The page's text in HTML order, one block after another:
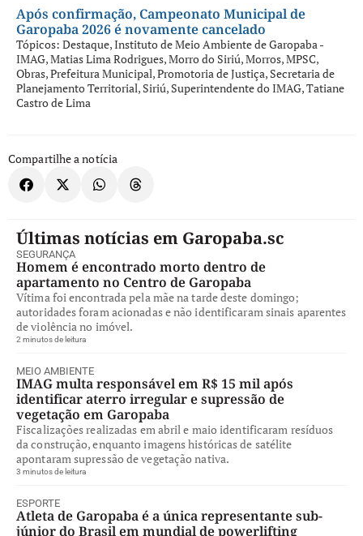
Após confirmação, Campeonato Municipal de
Garopaba 2026 é novamente cancelado
Tópicos: Destaque,Instituto de Meio Ambiente de Garopaba -
IMAG,Matias Lima Rodrigues,Morro do Siriú,Morros,MPSC,
Obras,Prefeitura Municipal,Promotoria de Justiça, Secretaria de
Planejamento Territorial, Siriú, Superintendente do IMAG,Tatiane
Castro de Lima
Compartilhe a notícia
Últimas notícias em Garopaba.sc
SEGURANÇA
Homem é encontrado morto dentro de
apartamento no Centro de Garopaba
Vítima foi encontrada pela mãe na tarde deste domingo;
autoridades foram acionadas e não identificaram sinais aparentes
de violência no imóvel.
2 minutos de leitura
MEIO AMBIENTE
IMAG multa responsável em R$ 15 mil após
identificar aterro irregular e supressão de
vegetação em Garopaba
Fiscalizações realizadas em abril e maio identificaram resíduos
da construção, enquanto imagens históricas de satélite
apontaram supressão de vegetação nativa.
3 minutos de leitura
ESPORTE
Atleta de Garopaba é a única representante sub-
júnior do Brasil em mundial de powerlifting